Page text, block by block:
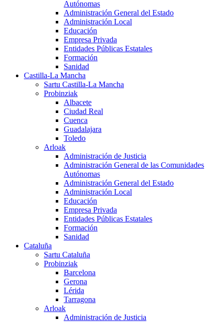
Autónomas
Administración General del Estado
Administración Local
Educación
Empresa Privada
Entidades Públicas Estatales
Formación
Sanidad
Castilla-La Mancha
Sartu Castilla-La Mancha
Probinziak
Albacete
Ciudad Real
Cuenca
Guadalajara
Toledo
Arloak
Administración de Justicia
Administración General de las Comunidades
Autónomas
Administración General del Estado
Administración Local
Educación
Empresa Privada
Entidades Públicas Estatales
Formación
Sanidad
Cataluña
Sartu Cataluña
Probinziak
Barcelona
Gerona
Lérida
Tarragona
Arloak
Administración de Justicia